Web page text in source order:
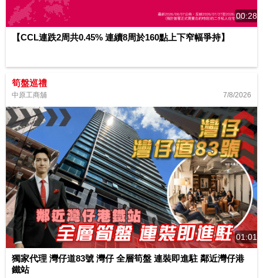
00:28
【CCL連跌2周共0.45% 連續8周於160點上下窄幅爭持】
筍盤巡禮
中原工商舖 7/8/2026
01:01
獨家代理 灣仔道83號 灣仔 全層筍盤 連裝即進駐 鄰近灣仔港
鐵站